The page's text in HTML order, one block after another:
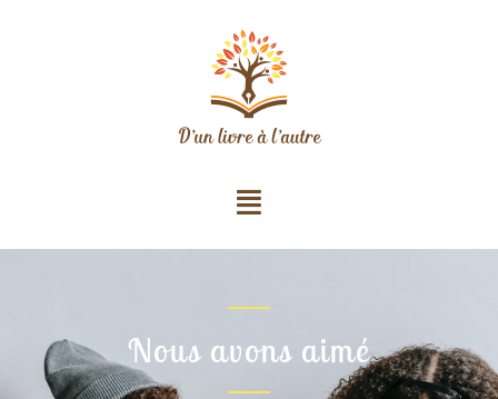
Nous avons aimé